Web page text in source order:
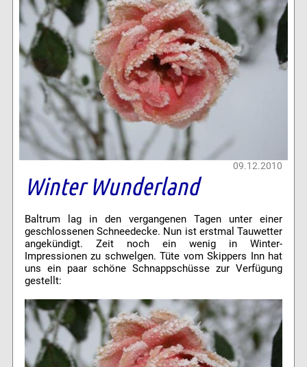
09.12.2010
Winter Wunderland
Baltrum lag in den vergangenen Tagen unter einer
geschlossenen Schneedecke. Nun ist erstmal Tauwetter
angekündigt. Zeit noch ein wenig in Winter-
Impressionen zu schwelgen. Tüte vom Skippers Inn hat
uns ein paar schöne Schnappschüsse zur Verfügung
gestellt: